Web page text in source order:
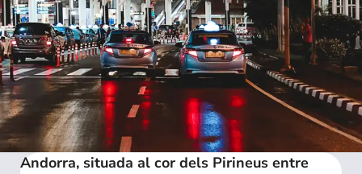
Andorra, situada al cor dels Pirineus entre